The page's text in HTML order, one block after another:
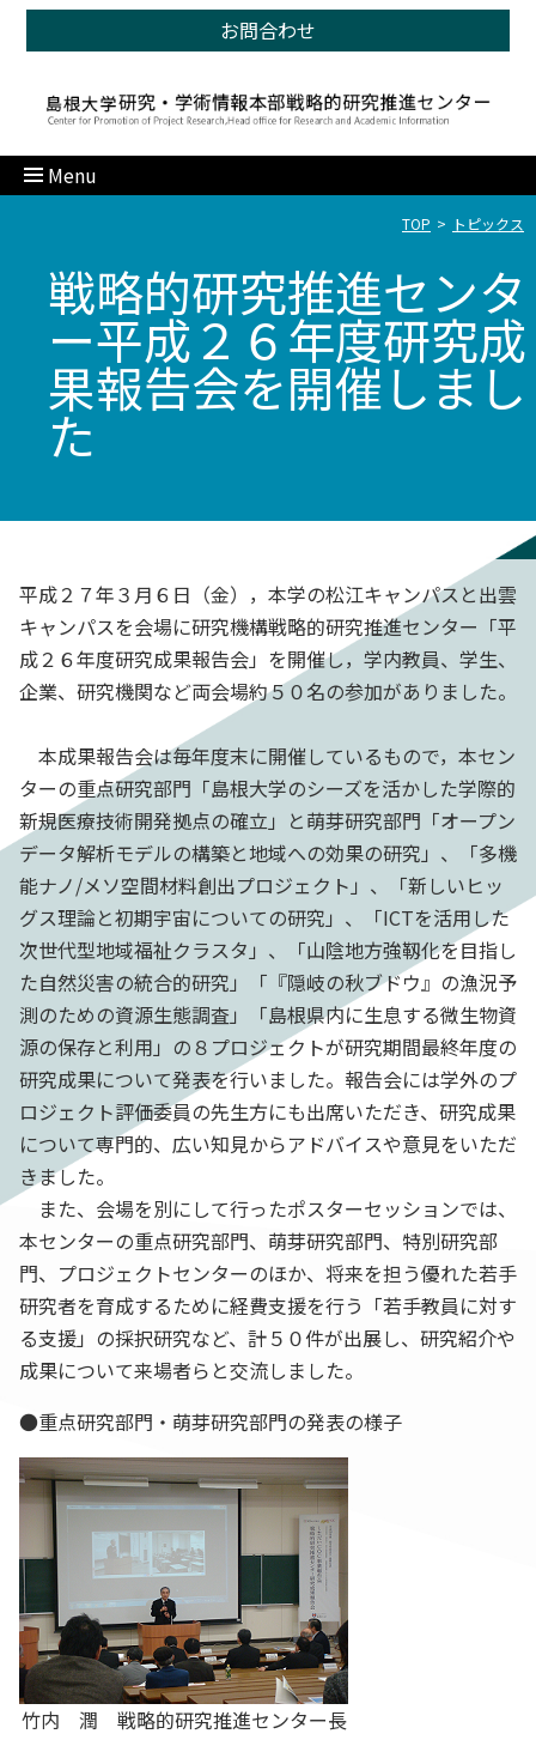
お問合わせ
Menu
TOP トピックス
戦略的研究推進センタ
ー平成２６年度研究成
果報告会を開催しまし
た
平成２７年３月６日（金），本学の松江キャンパスと出雲
キャンパスを会場に研究機構戦略的研究推進センター「平
成２６年度研究成果報告会」を開催し，学内教員、学生、
企業、研究機関など両会場約５０名の参加がありました。
本成果報告会は毎年度末に開催しているもので，本セン
ターの重点研究部門「島根大学のシーズを活かした学際的
新規医療技術開発拠点の確立」と萌芽研究部門「オープン
データ解析モデルの構築と地域への効果の研究」、「多機
能ナノ/メソ空間材料創出プロジェクト」、「新しいヒッ
グス理論と初期宇宙についての研究」、「ICTを活用した
次世代型地域福祉クラスタ」、「山陰地方強靱化を目指し
た自然災害の統合的研究」「『隠岐の秋ブドウ』の漁況予
測のための資源生態調査」「島根県内に生息する微生物資
源の保存と利用」の８プロジェクトが研究期間最終年度の
研究成果について発表を行いました。報告会には学外のプ
ロジェクト評価委員の先生方にも出席いただき、研究成果
について専門的、広い知見からアドバイスや意見をいただ
きました。
また、会場を別にして行ったポスターセッションでは、
本センターの重点研究部門、萌芽研究部門、特別研究部
門、プロジェクトセンターのほか、将来を担う優れた若手
研究者を育成するために経費支援を行う「若手教員に対す
る支援」の採択研究など、計５０件が出展し、研究紹介や
成果について来場者らと交流しました。
●重点研究部門・萌芽研究部門の発表の様子
竹内 潤 戦略的研究推進センター長